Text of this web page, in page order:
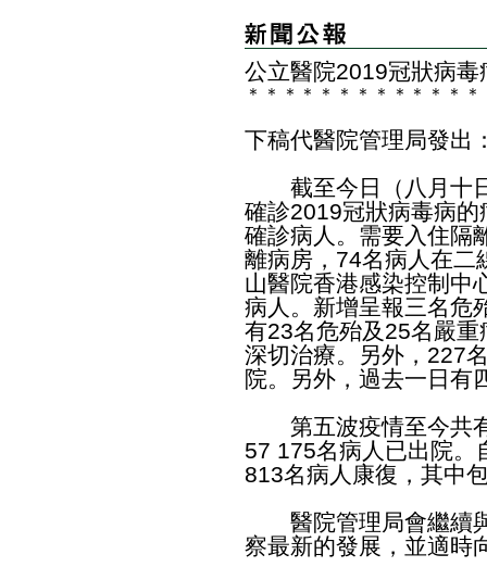
公立醫院2019冠狀病毒
＊ ＊ ＊ ＊ ＊ ＊ ＊ ＊ ＊ ＊ ＊ ＊ ＊
下稿代醫院管理局發出
截至今日（八月十日
確診2019冠狀病毒病
確診病人。需要入住隔
離病房，74名病人在二
山醫院香港感染控制中
病人。新增呈報三名危
有23名危殆及25名嚴
深切治療。另外，227
院。另外，過去一日有
第五波疫情至今共有
57 175名病人已出院。
813名病人康復，其中
醫院管理局會繼續與
察最新的發展，並適時